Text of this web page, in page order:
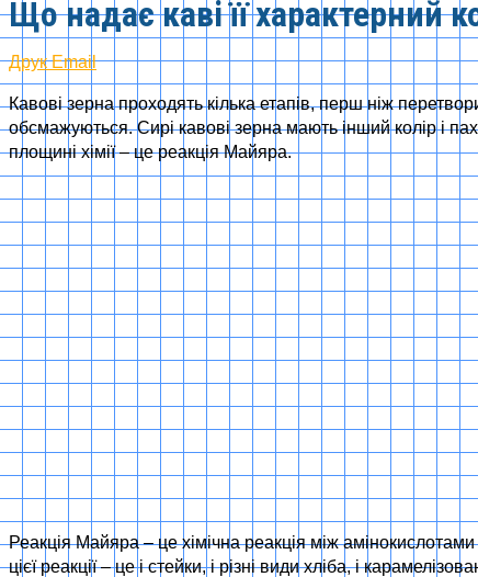
Що надає каві її характерний
Друк Email
Кавові зерна проходять кілька етапів, перш ніж
обсмажуються. Сирі кавові зерна мають інший колір і
площині хімії – це реакція Майяра.
Реакція Майяра – це хімічна реакція між
цієї реакції – це і стейки, і різні види хліба, і